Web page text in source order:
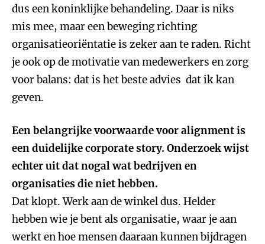
dus een koninklijke behandeling. Daar is niks
mis mee, maar een beweging richting
organisatieoriëntatie is zeker aan te raden. Richt
je ook op de motivatie van medewerkers en zorg
voor balans: dat is het beste advies dat ik kan
geven.
Een belangrijke voorwaarde voor alignment is
een duidelijke corporate story. Onderzoek wijst
echter uit dat nogal wat bedrijven en
organisaties die niet hebben.
Dat klopt. Werk aan de winkel dus. Helder
hebben wie je bent als organisatie, waar je aan
werkt en hoe mensen daaraan kunnen bijdragen